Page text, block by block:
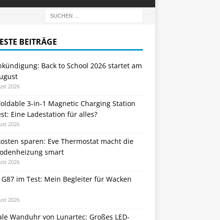
BEITRÄGE
Back to School 2026 startet am
2026
3-in-1 Magnetic Charging Station
Eine Ladestation für alles?
2026
sparen: Eve Thermostat macht die
smart
2026
im Test: Mein Begleiter für Wacken
2026
Wanduhr von Lunartec: Großes LED-